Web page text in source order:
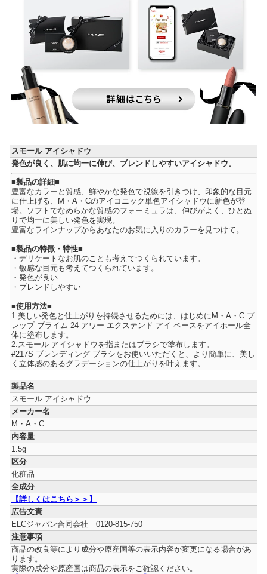
スモール アイシャドウ
発色が良く、肌に均一に伸び、ブレンドしやすいアイシャドウ。
■製品の詳細■
豊富なカラーと質感、鮮やかな発色で視線を引きつけ、印象的な目元
に仕上げる、M・A・Cのアイコニック単色アイシャドウに新色が登
場。ソフトでなめらかな質感のフォーミュラは、伸びがよく、ひとぬ
りで均一に美しい発色を実現。
豊富なラインナップからあなたのお気に入りのカラーを見つけて。
■製品の特徴・特性■
・デリケートなお肌のことも考えてつくられています。
・敏感な目元も考えてつくられています。
・発色が良い
・ブレンドしやすい
■使用方法■
1.美しい発色と仕上がりを持続させるためには、はじめにM・A・C プ
レップ プライム 24 アワー エクステンド アイ ベースをアイホール全
体に塗布します。
2.スモール アイシャドウを指またはブラシで塗布します。
#217S ブレンディング ブラシをお使いいただくと、より簡単に、美し
く立体感のあるグラデーションの仕上がりを叶えます。
製品名
スモール アイシャドウ
メーカー名
M・A・C
内容量
1.5g
区分
化粧品
全成分
【詳しくはこちら＞＞】
広告文責
ELCジャパン合同会社 0120-815-750
注意事項
商品の改良等により成分や原産国等の表示内容が変更になる場合があ
ります。
実際の成分や原産国は商品の表示をご確認ください。